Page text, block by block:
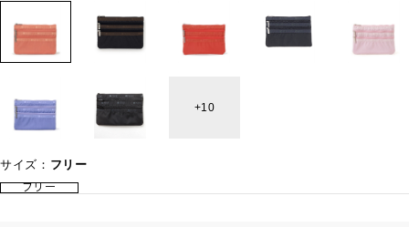
10
サイズ： フリー
フリー